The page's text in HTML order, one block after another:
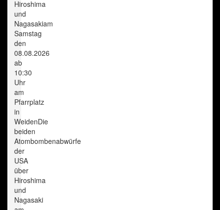
Hiroshima
und
Nagasakiam
Samstag
den
08.08.2026
ab
10:30
Uhr
am
Pfarrplatz
in
WeidenDie
beiden
Atombombenabwürfe
der
USA
über
Hiroshima
und
Nagasaki